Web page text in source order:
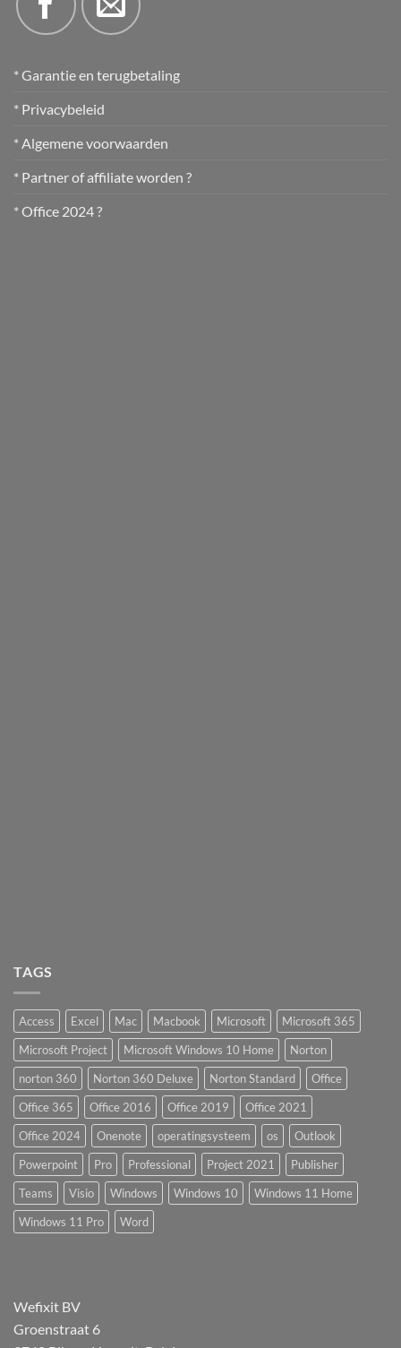
* Garantie en terugbetaling
* Privacybeleid
* Algemene voorwaarden
* Partner of affiliate worden ?
* Office 2024 ?
TAGS
Access Excel Mac Macbook Microsoft
Microsoft 365
Microsoft Project
Microsoft Windows 10 Home
Norton
norton 360
Norton 360 Deluxe Norton Standard
Office
Office 365
Office 2016 Office 2019
Office 2021
Office 2024
Onenote operatingsysteem os
Outlook
Powerpoint
Pro Professional Project 2021
Publisher
Teams
Visio Windows Windows 10
Windows 11 Home
Windows 11 Pro
Word
Wefixit BV
Groenstraat 6